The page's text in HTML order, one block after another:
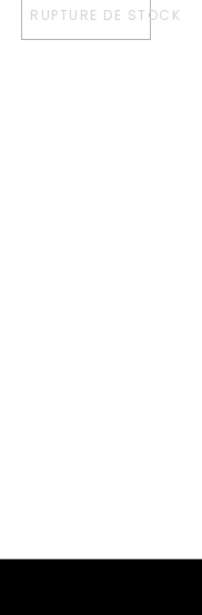
RUPTURE DE STOCK